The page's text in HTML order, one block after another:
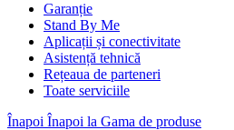
Garanție
Stand By Me
Aplicații și conectivitate
Asistență tehnică
Rețeaua de parteneri
Toate serviciile
Înapoi Înapoi la Gama de produse